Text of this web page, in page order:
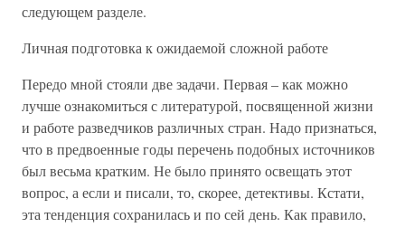
следующем разделе.
Личная подготовка к ожидаемой сложной работе
Передо мной стояли две задачи. Первая – как можно
лучше ознакомиться с литературой, посвященной жизни
и работе разведчиков различных стран. Надо признаться,
что в предвоенные годы перечень подобных источников
был весьма кратким. Не было принято освещать этот
вопрос, а если и писали, то, скорее, детективы. Кстати,
эта тенденция сохранилась и по сей день. Как правило,